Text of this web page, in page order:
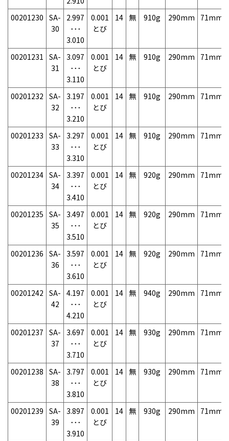
00201230 SA-
30
2.997
･･･
3.010
0.001
とび
14 無 910g 290mm 71mm
00201231 SA-
31
3.097
･･･
3.110
0.001
とび
14 無 910g 290mm 71mm
00201232 SA-
32
3.197
･･･
3.210
0.001
とび
14 無 910g 290mm 71mm
00201233 SA-
33
3.297
･･･
3.310
0.001
とび
14 無 910g 290mm 71mm
00201234 SA-
34
3.397
･･･
3.410
0.001
とび
14 無 920g 290mm 71mm
00201235 SA-
35
3.497
･･･
3.510
0.001
とび
14 無 920g 290mm 71mm
00201236 SA-
36
3.597
･･･
3.610
0.001
とび
14 無 920g 290mm 71mm
00201242 SA-
42
4.197
･･･
4.210
0.001
とび
14 無 940g 290mm 71mm
00201237 SA-
37
3.697
･･･
3.710
0.001
とび
14 無 930g 290mm 71mm
00201238 SA-
38
3.797
･･･
3.810
0.001
とび
14 無 930g 290mm 71mm
00201239 SA-
39
3.897
･･･
3.910
0.001
とび
14 無 930g 290mm 71mm